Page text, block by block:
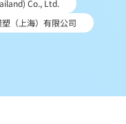
Co., Ltd.
（上海）有限公司